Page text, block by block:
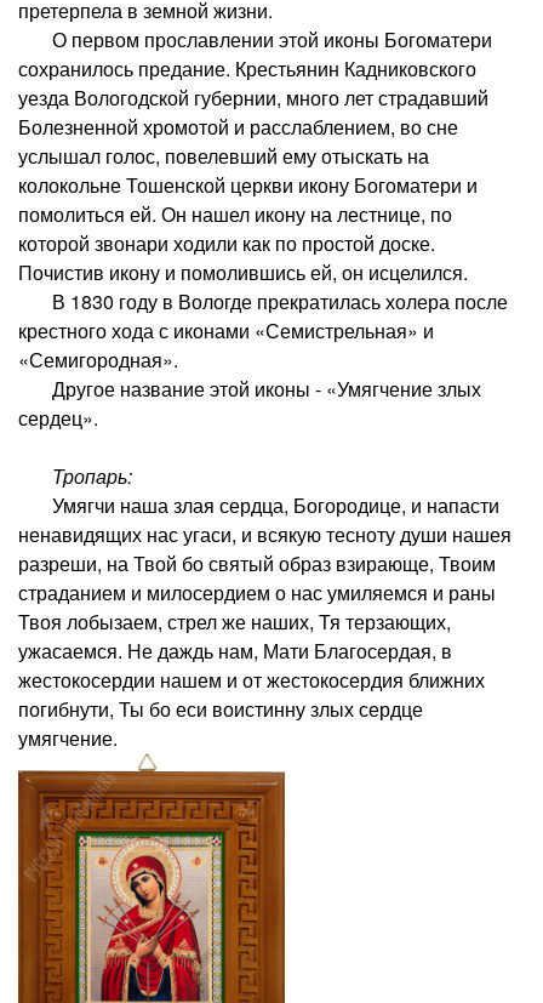
претерпела в земной жизни.
О первом прославлении этой иконы Богоматери
сохранилось предание. Крестьянин Кадниковского
уезда Вологодской губернии, много лет страдавший
Болезненной хромотой и расслаблением, во сне
услышал голос, повелевший ему отыскать на
колокольне Тошенской церкви икону Богоматери и
помолиться ей. Он нашел икону на лестнице, по
которой звонари ходили как по простой доске.
Почистив икону и помолившись ей, он исцелился.
В 1830 году в Вологде прекратилась холера после
крестного хода с иконами «Семистрельная» и
«Семигородная».
Другое название этой иконы - «Умягчение злых
сердец».
Тропарь:
Умягчи наша злая сердца, Богородице, и напасти
ненавидящих нас угаси, и всякую тесноту души нашея
разреши, на Твой бо святый образ взирающе, Твоим
страданием и милосердием о нас умиляемся и раны
Твоя лобызаем, стрел же наших, Тя терзающих,
ужасаемся. Не даждь нам, Мати Благосердая, в
жестокосердии нашем и от жестокосердия ближних
погибнути, Ты бо еси воистинну злых сердце
умягчение.